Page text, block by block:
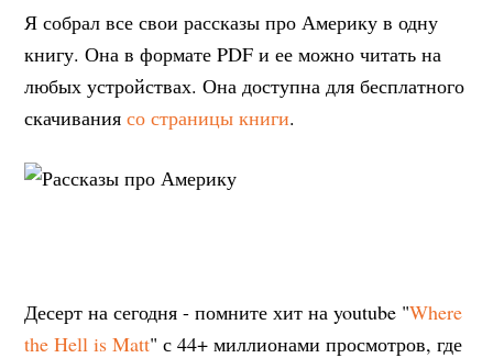
Я собрал все свои рассказы про Америку в одну
книгу. Она в формате PDF и ее можно читать на
любых устройствах. Она доступна для бесплатного
скачиваниясо страницы книги.
Десерт на сегодня - помните хит на youtube "Where
the Hell is Matt" с 44+ миллионами просмотров, где